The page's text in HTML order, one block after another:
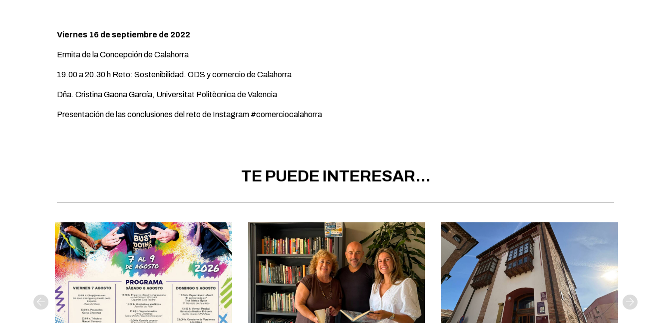
Viernes 16 de septiembre de 2022
Ermita de la Concepción de Calahorra
19.00 a 20.30 h Reto: Sostenibilidad. ODS y comercio de Calahorra
Dña. Cristina Gaona García, Universitat Politècnica de Valencia
Presentación de las conclusiones del reto de Instagram #comerciocalahorra
TE PUEDE INTERESAR...